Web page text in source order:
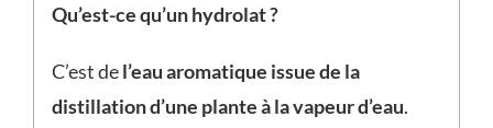
Qu’est-ce qu’un hydrolat ?
C’est del’eau aromatique issue de la
distillation d’une plante à la vapeur d’eau.